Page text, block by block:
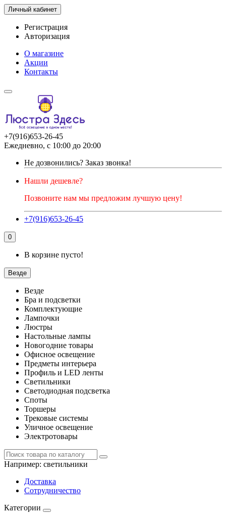
Личный кабинет
Регистрация
Авторизация
О магазине
Акции
Контакты
+7(916)653-26-45
Ежедневно, с 10:00 до 20:00
Не дозвонились? Заказ звонка!
Нашли дешевле?
Позвоните нам мы предложим лучшую цену!
+7(916)653-26-45
0
В корзине пусто!
Везде
Везде
Бра и подсветки
Комплектующие
Лампочки
Люстры
Настольные лампы
Новогодние товары
Офисное освещение
Предметы интерьера
Профиль и LED ленты
Светильники
Светодиодная подсветка
Споты
Торшеры
Трековые системы
Уличное освещение
Электротовары
Например: светильники
Доставка
Сотрудничество
Категории